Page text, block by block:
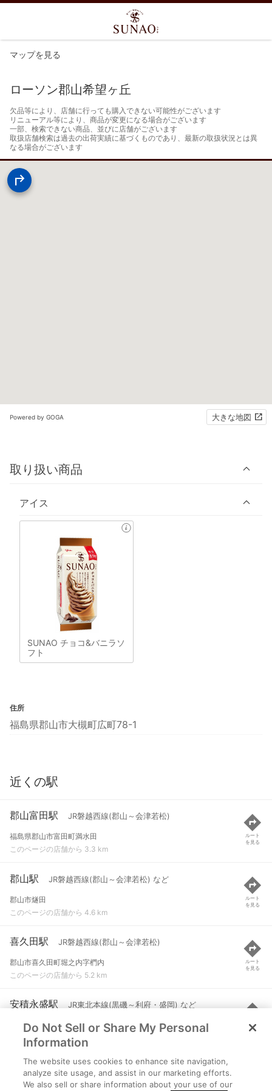
マップを見る
ローソン郡山希望ヶ丘
欠品等により、店舗に行っても購入できない可能性がございます
リニューアル等により、商品が変更になる場合がございます
一部、検索できない商品、並びに店舗がございます
取扱店舗検索は過去の出荷実績に基づくものであり、最新の取扱状況とは異
なる場合がございます
Powered by GOGA 大きな地図
取り扱い商品
アイス
SUNAO チョコ&バニラソ
フト
住所
福島県郡山市大槻町広町78-1
近くの駅
郡山富田駅 JR磐越西線(郡山～会津若松)
福島県郡山市富田町満水田
このページの店舗から 3.3 km
ルート
を見る
郡山駅 JR磐越西線(郡山～会津若松) など
郡山市燧田
このページの店舗から 4.6 km
ルート
を見る
喜久田駅 JR磐越西線(郡山～会津若松)
郡山市喜久田町堀之内字椚内
このページの店舗から 5.2 km
ルート
を見る
安積永盛駅 JR東北本線(黒磯～利府・盛岡) など
郡山市笹川３丁目
このページの店舗から 6 km
ルート
を見る
日和田駅 JR東北本線(黒磯～利府・盛岡)
郡山市日和田町字小堰
Do Not Sell or Share My Personal
Information
The website uses cookies to enhance site navigation,
analyze site usage, and assist in our marketing efforts.
We also sell or share information about your use of our